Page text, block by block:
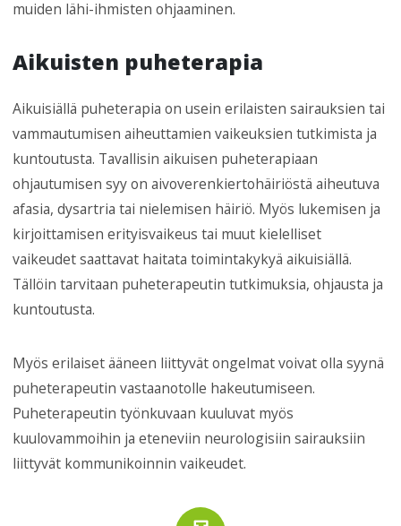
muiden lähi-ihmisten ohjaaminen.
Aikuisten puheterapia
Aikuisiällä puheterapia on usein erilaisten sairauksien tai
vammautumisen aiheuttamien vaikeuksien tutkimista ja
kuntoutusta. Tavallisin aikuisen puheterapiaan
ohjautumisen syy on aivoverenkiertohäiriöstä aiheutuva
afasia, dysartria tai nielemisen häiriö. Myös lukemisen ja
kirjoittamisen erityisvaikeus tai muut kielelliset
vaikeudet saattavat haitata toimintakykyä aikuisiällä.
Tällöin tarvitaan puheterapeutin tutkimuksia, ohjausta ja
kuntoutusta.
Myös erilaiset ääneen liittyvät ongelmat voivat olla syynä
puheterapeutin vastaanotolle hakeutumiseen.
Puheterapeutin työnkuvaan kuuluvat myös
kuulovammoihin ja eteneviin neurologisiin sairauksiin
liittyvät kommunikoinnin vaikeudet.